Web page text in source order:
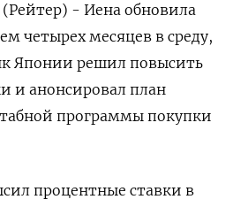
- Иена обновила
четырех месяцев в среду,
Японии решил повысить
и анонсировал план
программы покупки
процентные ставки в